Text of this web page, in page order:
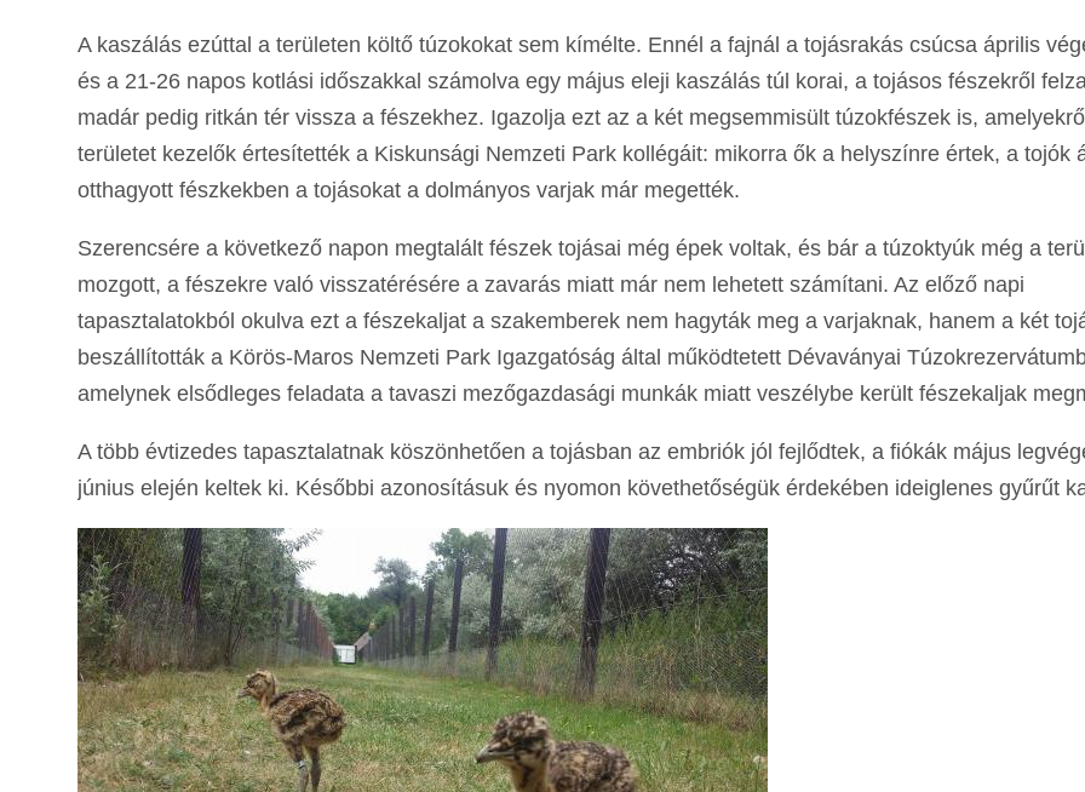
A kaszálás ezúttal a területen költő túzokokat sem kímélte. Ennél a fajnál a tojásrakás csúcsa április
és a 21-26 napos kotlási időszakkal számolva egy május eleji kaszálás túl korai, a tojásos fészekről
madár pedig ritkán tér vissza a fészekhez. Igazolja ezt az a két megsemmisült túzokfészek is,
területet kezelők értesítették a Kiskunsági Nemzeti Park kollégáit: mikorra ők a helyszínre értek, a tojók
otthagyott fészkekben a tojásokat a dolmányos varjak már megették.
Szerencsére a következő napon megtalált fészek tojásai még épek voltak, és bár a túzoktyúk még a
mozgott, a fészekre való visszatérésére a zavarás miatt már nem lehetett számítani. Az előző napi
tapasztalatokból okulva ezt a fészekaljat a szakemberek nem hagyták meg a varjaknak, hanem a két
beszállították a Körös-Maros Nemzeti Park Igazgatóság által működtetett Dévaványai
amelynek elsődleges feladata a tavaszi mezőgazdasági munkák miatt veszélybe került fészekaljak
A több évtizedes tapasztalatnak köszönhetően a tojásban az embriók jól fejlődtek, a fiókák május
június elején keltek ki. Későbbi azonosításuk és nyomon követhetőségük érdekében ideiglenes gyűrűt